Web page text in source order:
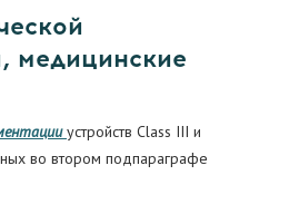
медицинские
устройств Class III и
во втором подпараграфе